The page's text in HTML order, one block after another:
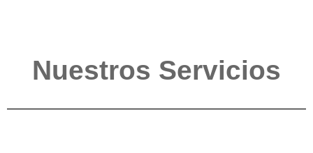
Nuestros Servicios